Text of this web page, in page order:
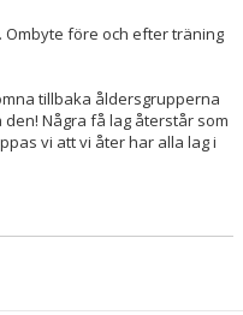
före och efter träning
tillbaka åldersgrupperna
Några få lag återstår som
vi att vi åter har alla lag i